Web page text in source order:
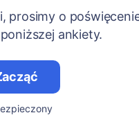
prosimy o
ankiety.